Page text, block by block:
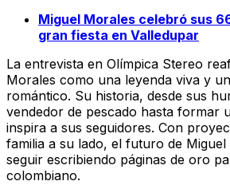
Miguel Morales celebró sus
gran fiesta en Valledupar
La entrevista en Olímpica Stereo
Morales como una leyenda viva y
romántico. Su historia, desde sus
vendedor de pescado hasta formar
inspira a sus seguidores. Con
familia a su lado, el futuro de
seguir escribiendo páginas de oro
colombiano.